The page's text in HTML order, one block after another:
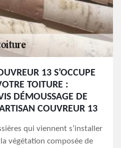
13 S’OCCUPE
TOITURE :
DÉMOUSSAGE DE
COUVREUR 13
qui viennent s’installer
végétation composée de